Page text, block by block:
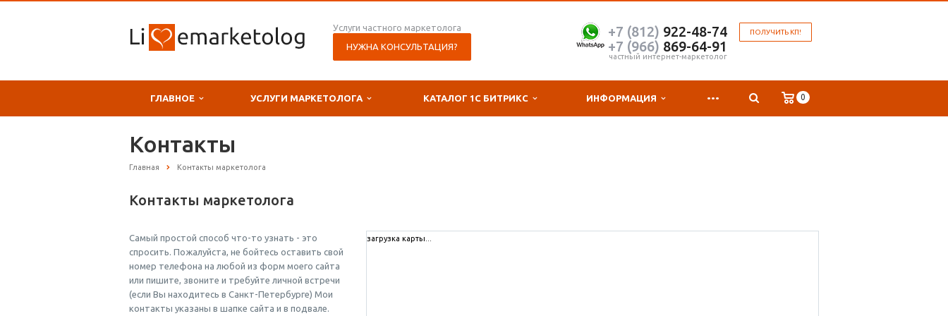
Услуги частного маркетолога
НУЖНА КОНСУЛЬТАЦИЯ?
ПОЛУЧИТЬ КП!
+7 (812) 922-48-74
+7 (966) 869-64-91
частный интернет-маркетолог
ГЛАВНОЕ УСЛУГИ МАРКЕТОЛОГА КАТАЛОГ 1С БИТРИКС ИНФОРМАЦИЯ ... 0
Контакты
Главная Контакты маркетолога
Контакты маркетолога
Самый простой способ что-то узнать - это
спросить. Пожалуйста, не бойтесь оставить свой
номер телефона на любой из форм моего сайта
или пишите, звоните и требуйте личной встречи
(если Вы находитесь в Санкт-Петербурге) Мои
контакты указаны в шапке сайта и в подвале.
загрузка карты...